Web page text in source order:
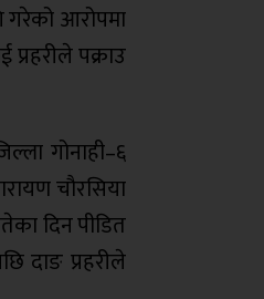
गरेको आरोपमा
पक्राउ
गोनाही–६
चौरसिया
दिन पीडित
दाङ प्रहरीले